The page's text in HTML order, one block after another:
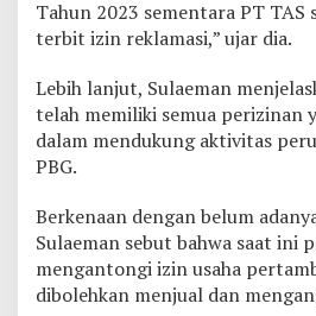
Tahun 2023 sementara PT TAS
terbit izin reklamasi,” ujar dia.
Lebih lanjut, Sulaeman
telah memiliki semua perizinan
dalam mendukung aktivitas
PBG.
Berkenaan dengan belum
Sulaeman sebut bahwa saat ini
mengantongi izin usaha
dibolehkan menjual dan